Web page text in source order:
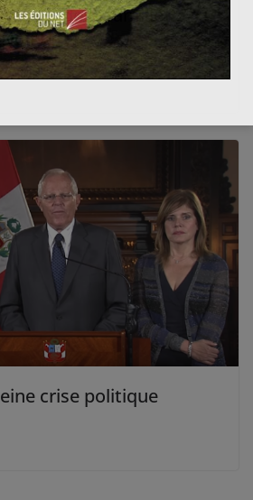
retour de la famille
crise politique